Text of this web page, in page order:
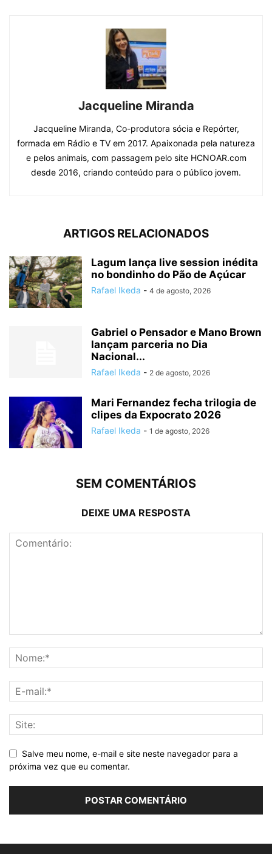
Jacqueline Miranda
Jacqueline Miranda, Co-produtora sócia e Repórter,
formada em Rádio e TV em 2017. Apaixonada pela natureza
e pelos animais, com passagem pelo site HCNOAR.com
desde 2016, criando conteúdo para o público jovem.
ARTIGOS RELACIONADOS
Lagum lança live session inédita
no bondinho do Pão de Açúcar
Rafael Ikeda - 4 de agosto, 2026
Gabriel o Pensador e Mano Brown
lançam parceria no Dia
Nacional...
Rafael Ikeda - 2 de agosto, 2026
Mari Fernandez fecha trilogia de
clipes da Expocrato 2026
Rafael Ikeda - 1 de agosto, 2026
SEM COMENTÁRIOS
DEIXE UMA RESPOSTA
Salve meu nome, e-mail e site neste navegador para a
próxima vez que eu comentar.